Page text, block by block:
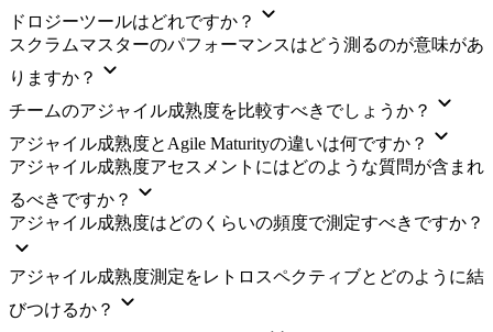
ドロジーツールはどれですか？
スクラムマスターのパフォーマンスはどう測るのが意味があ
りますか？
チームのアジャイル成熟度を比較すべきでしょうか？
アジャイル成熟度とAgile Maturityの違いは何ですか？
アジャイル成熟度アセスメントにはどのような質問が含まれ
るべきですか？
アジャイル成熟度はどのくらいの頻度で測定すべきですか？
アジャイル成熟度測定をレトロスペクティブとどのように結
びつけるか？